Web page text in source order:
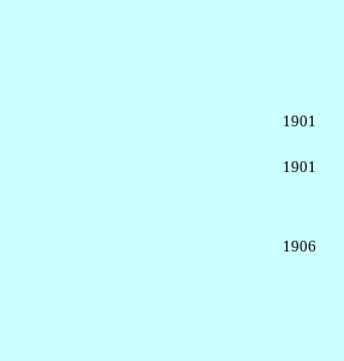
1901
1901
1906